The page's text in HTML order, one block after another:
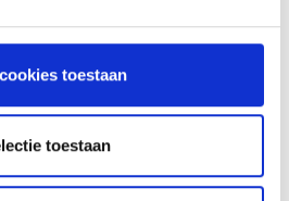
toestaan
toestaan
MET “BITE
RECEPT